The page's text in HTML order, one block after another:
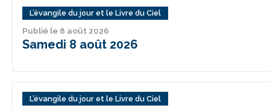
L’évangile du jour et le Livre du Ciel
Publié le 8 août 2026
Samedi 8 août 2026
L’évangile du jour et le Livre du Ciel